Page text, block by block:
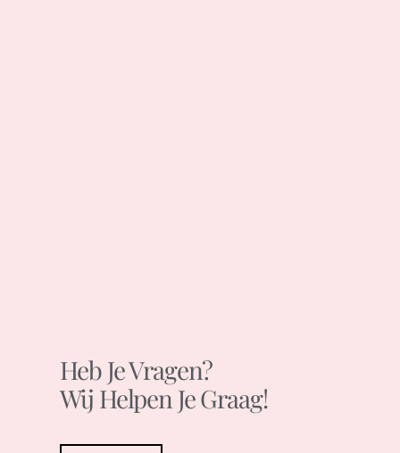
Heb Je Vragen?
Wij Helpen Je Graag!